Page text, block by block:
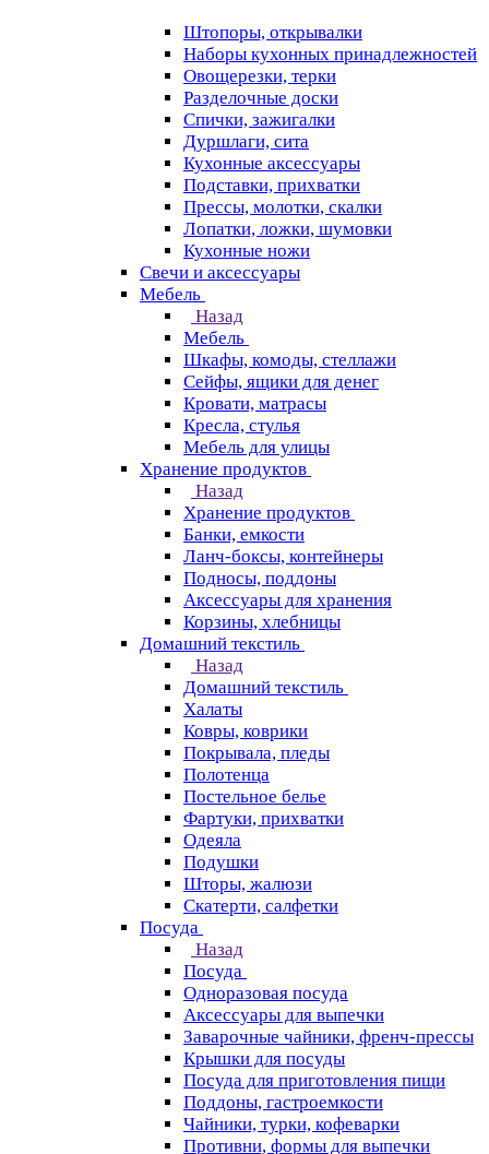
Штопоры, открывалки
Наборы кухонных принадлежностей
Овощерезки, терки
Разделочные доски
Спички, зажигалки
Дуршлаги, сита
Кухонные аксессуары
Подставки, прихватки
Прессы, молотки, скалки
Лопатки, ложки, шумовки
Кухонные ножи
Свечи и аксессуары
Мебель
Назад
Мебель
Шкафы, комоды, стеллажи
Сейфы, ящики для денег
Кровати, матрасы
Кресла, стулья
Мебель для улицы
Хранение продуктов
Назад
Хранение продуктов
Банки, емкости
Ланч-боксы, контейнеры
Подносы, поддоны
Аксессуары для хранения
Корзины, хлебницы
Домашний текстиль
Назад
Домашний текстиль
Халаты
Ковры, коврики
Покрывала, пледы
Полотенца
Постельное белье
Фартуки, прихватки
Одеяла
Подушки
Шторы, жалюзи
Скатерти, салфетки
Посуда
Назад
Посуда
Одноразовая посуда
Аксессуары для выпечки
Заварочные чайники, френч-прессы
Крышки для посуды
Посуда для приготовления пищи
Поддоны, гастроемкости
Чайники, турки, кофеварки
Противни, формы для выпечки